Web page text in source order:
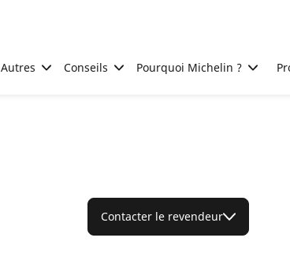
Autres Conseils Pourquoi Michelin ?
Contacter le revendeur